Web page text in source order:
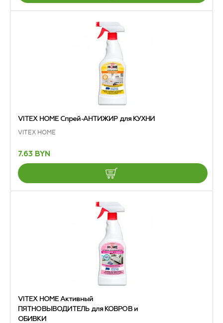
VITEX HOME Спрей-АНТИЖИР для КУХНИ
VITEX HOME
7.63 BYN
VITEX HOME Активный
ПЯТНОВЫВОДИТЕЛЬ для КОВРОВ и
ОБИВКИ